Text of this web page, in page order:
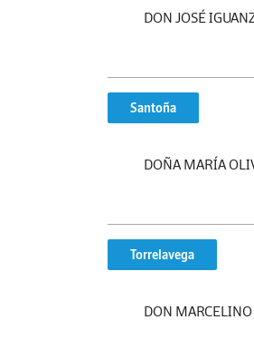
DON JOSÉ
Santoña
DOÑA MARÍA
Torrelavega
DON